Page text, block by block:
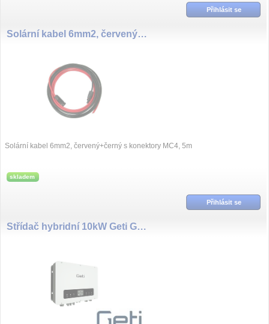
Přihlásit se
Solární kabel 6mm2, červený+černý s konektory MC4, 5m
Solární kabel 6mm2, červený+černý s konektory MC4, 5m
skladem
Přihlásit se
Střídač hybridní 10kW Geti GF-I10H3.